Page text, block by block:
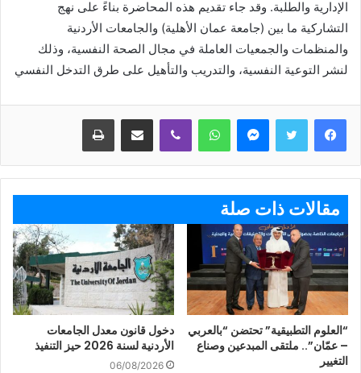
الإدارية والطلبة. وقد جاء تقديم هذه المحاضرة بناءً على نهج
التشاركية ما بين (جامعة عمان الأهلية) والجامعات الأردنية
والمنظمات والجمعيات العاملة في مجال الصحة النفسية، وذلك
لنشر التوعية النفسية، والتدريب والتأهيل على طرق التدخل النفسي
ماسنجر واتساب ڤايبر مشاركة عبر البريد طباعة
مقالات ذات صلة
“العلوم التطبيقية” تحتضن “بالعربي
– عمّان”.. ملتقى المبدعين وصناع
التغيير
دخول قانون معدل الجامعات
الأردنية لسنة 2026 حيز التنفيذ
06/08/2026